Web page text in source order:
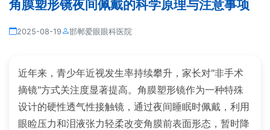
角膜塑形镜夜间佩戴的科学原理与注意事项
2025-08-19 邯郸爱眼眼科医院
近年来，青少年近视发生率持续攀升，家长对"非手术
摘镜"方式关注度显著提高。角膜塑形镜作为一种特殊
设计的硬性透气性接触镜，通过夜间睡眠时佩戴，利用
眼睑压力和泪液张力轻柔改变角膜前表面形态，暂时降